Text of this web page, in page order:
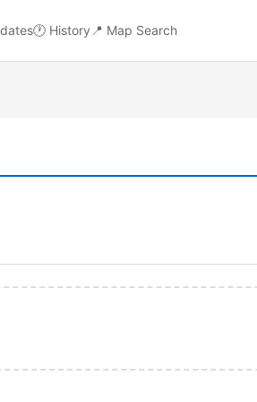
🕐 History 📍 Map Search